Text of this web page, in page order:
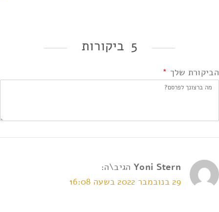
5 ביקורות
הביקורת שלך *
Yoni Stern הגיב\ה:
29 בנובמבר 2022 בשעה 16:08